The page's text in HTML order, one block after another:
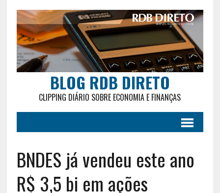
BLOG RDB DIRETO
CLIPPING DIÁRIO SOBRE ECONOMIA E FINANÇAS
BNDES já vendeu este ano
R$ 3,5 bi em ações